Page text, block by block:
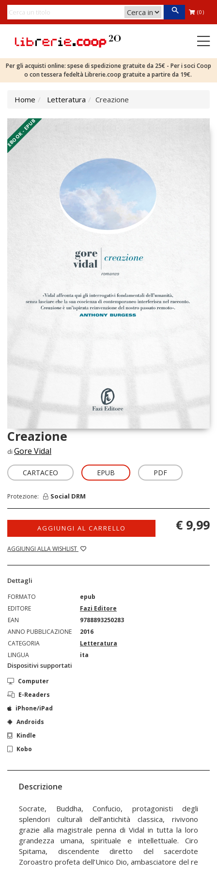
(0)
Per gli acquisti online: spese di spedizione gratuite da 25€ - Per i soci Coop
o con tessera fedeltà Librerie.coop gratuite a partire da 19€.
Home Letteratura Creazione
EBOOK - EPUB
Creazione
di Gore Vidal
CARTACEO EPUB PDF
Protezione: Social DRM
AGGIUNGI AL CARRELLO
AGGIUNGI ALLA WISHLIST
€ 9,99
Dettagli
FORMATO
epub
EDITORE
Fazi Editore
EAN
9788893250283
ANNO PUBBLICAZIONE
2016
CATEGORIA
Letteratura
LINGUA
ita
Dispositivi supportati
Computer
E-Readers
iPhone/iPad
Androids
Kindle
Kobo
Descrizione
Socrate, Buddha, Confucio, protagonisti degli
splendori culturali dell’antichità classica, rivivono
grazie alla magistrale penna di Vidal in tutta la loro
grandezza umana, spirituale e intellettuale. Ciro
Spitama, discendente diretto del sacerdote
Zoroastro profeta dell’Unico Dio, ambasciatore del re